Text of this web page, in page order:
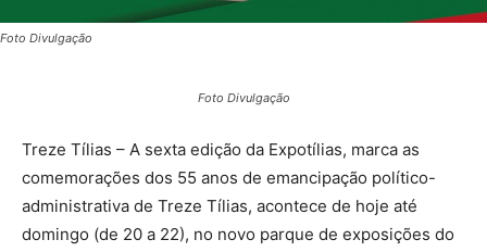
Foto Divulgação
Foto Divulgação
Treze Tílias – A sexta edição da Expotílias, marca as
comemorações dos 55 anos de emancipação político-
administrativa de Treze Tílias, acontece de hoje até
domingo (de 20 a 22), no novo parque de exposições do